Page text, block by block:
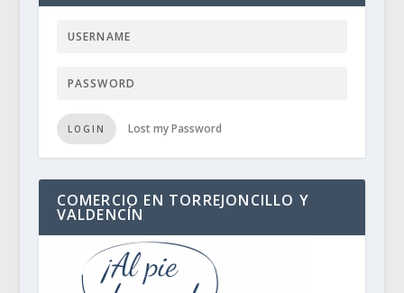
LOGIN Lost my Password
COMERCIO EN TORREJONCILLO Y
VALDENCÍN